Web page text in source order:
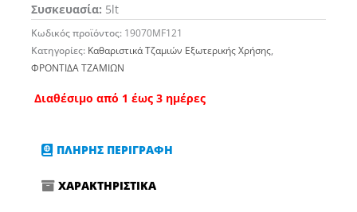
Συσκευασία: 5lt
Κωδικός προϊόντος: 19070MF121
Κατηγορίες: Καθαριστικά Τζαμιών Εξωτερικής Χρήσης,
ΦΡΟΝΤΙΔΑ ΤΖΑΜΙΩΝ
Διαθέσιμο από 1 έως 3 ημέρες
ΠΛΗΡΗΣ ΠΕΡΙΓΡΑΦΗ
ΧΑΡΑΚΤΗΡΙΣΤΙΚΑ